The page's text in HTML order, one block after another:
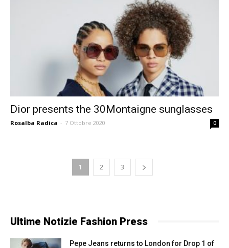
Dior presents the 30Montaigne sunglasses
Rosalba Radica - 7 Ottobre 2020 0
1 2 3
Ultime Notizie Fashion Press
Pepe Jeans returns to London for Drop 1 of